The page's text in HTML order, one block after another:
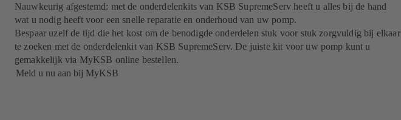
Nauwkeurig afgestemd: met de onderdelenkits van KSB SupremeServ heeft u alles bij de hand
wat u nodig heeft voor een snelle reparatie en onderhoud van uw pomp.
Bespaar uzelf de tijd die het kost om de benodigde onderdelen stuk voor stuk zorgvuldig bij elkaar
te zoeken met de onderdelenkit van KSB SupremeServ. De juiste kit voor uw pomp kunt u
gemakkelijk via MyKSB online bestellen.
Meld u nu aan bij MyKSB